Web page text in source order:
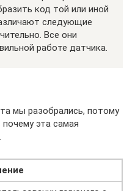
код той или иной
следующие
Все они
работе датчика.
мы разобрались, потому
почему эта самая